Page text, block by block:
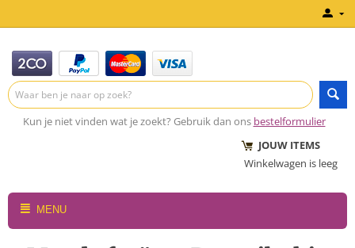
Kun je niet vinden wat je zoekt? Gebruik dan ons bestelformulier
JOUW ITEMS
Winkelwagen is leeg
MENU